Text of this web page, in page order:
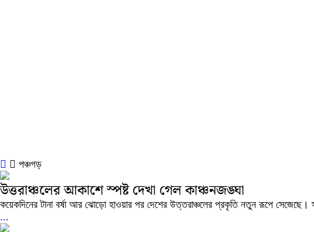
পঞ্চগড়
উত্তরাঞ্চলের আকাশে স্পষ্ট দেখা গেল কাঞ্চনজঙ্ঘা
কয়েকদিনের টানা বর্ষা আর ঝোড়ো হাওয়ার পর দেশের উত্তরাঞ্চলের প্রকৃতি নতুন রূপে সেজেছে।
...